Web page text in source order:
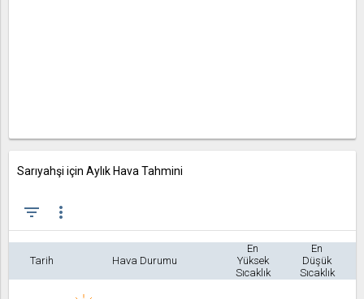
Sarıyahşi için Aylık Hava Tahmini
filter_list more_vert
Tarih Hava Durumu
En
Yüksek
Sıcaklık
En
Düşük
Sıcaklık